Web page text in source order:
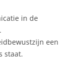
in de
een
staat.